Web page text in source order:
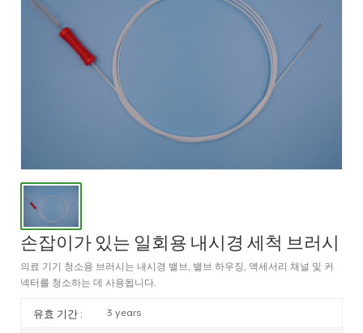
손잡이가 있는 일회용 내시경 세척 브러시
의료 기기 청소용 브러시는 내시경 밸브, 밸브 하우징, 액세서리 채널 및 커
넥터를 청소하는 데 사용됩니다.
유효 기간 : 3 years